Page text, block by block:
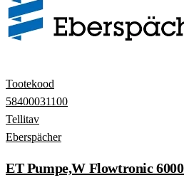
Tootekood
58400031100
Tellitav
Eberspächer
ET Pumpe,W Flowtronic